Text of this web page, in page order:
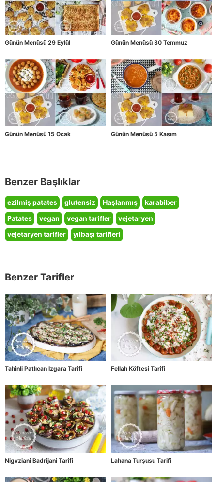
Günün Menüsü 29 Eylül Günün Menüsü 30 Temmuz
Günün Menüsü 15 Ocak Günün Menüsü 5 Kasım
Benzer Başlıklar
ezilmiş patates glutensiz Haşlanmış
karabiber
Patates
vegan vegan tarifler
vejetaryen
vejetaryen tarifler
yılbaşı tarifleri
Benzer Tarifler
Tahinli Patlıcan Izgara Tarifi Fellah Köftesi Tarifi
Nigvziani Badrijani Tarifi Lahana Turşusu Tarifi